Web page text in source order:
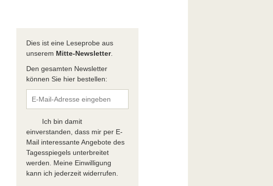
Dies ist eine Leseprobe aus
unserem Mitte-Newsletter.
Den gesamten Newsletter
können Sie hier bestellen:
Ich bin damit
einverstanden, dass mir per E-
Mail interessante Angebote des
Tagesspiegels unterbreitet
werden. Meine Einwilligung
kann ich jederzeit widerrufen.